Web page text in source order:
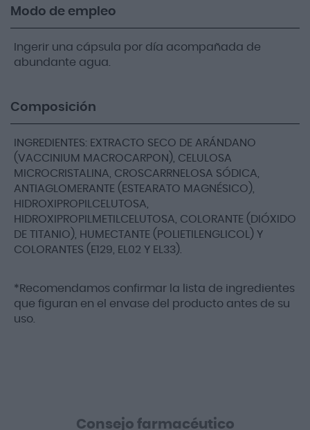
Modo de empleo
Ingerir una cápsula por día acompañada de
abundante agua.
Composición
INGREDIENTES: EXTRACTO SECO DE ARÁNDANO
(VACCINIUM MACROCARPON), CELULOSA
MICROCRISTALINA, CROSCARRNELOSA SÓDICA,
ANTIAGLOMERANTE (ESTEARATO MAGNÉSICO),
HIDROXIPROPILCELUTOSA,
HIDROXIPROPILMETILCELUTOSA, COLORANTE (DIÓXIDO
DE TITANIO), HUMECTANTE (POLIETILENGLICOL) Y
COLORANTES (E129, EL02 Y EL33).
*Recomendamos confirmar la lista de ingredientes
que figuran en el envase del producto antes de su
uso.
Consejo farmacéutico